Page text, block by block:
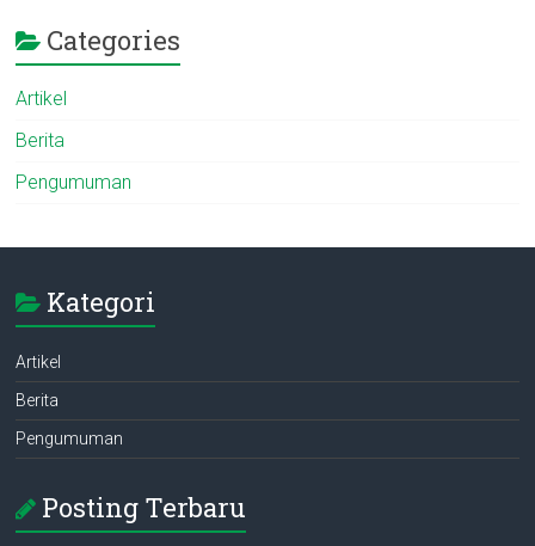
Categories
Artikel
Berita
Pengumuman
Kategori
Artikel
Berita
Pengumuman
Posting Terbaru